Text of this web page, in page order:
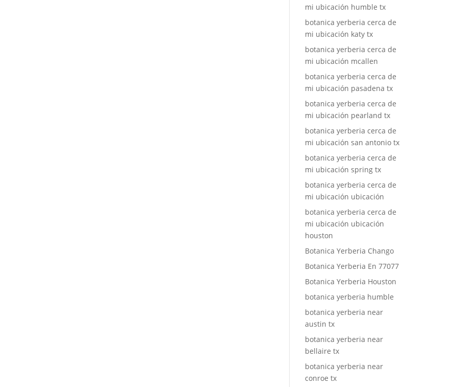
mi ubicación humble tx
botanica yerberia cerca de
mi ubicación katy tx
botanica yerberia cerca de
mi ubicación mcallen
botanica yerberia cerca de
mi ubicación pasadena tx
botanica yerberia cerca de
mi ubicación pearland tx
botanica yerberia cerca de
mi ubicación san antonio tx
botanica yerberia cerca de
mi ubicación spring tx
botanica yerberia cerca de
mi ubicación ubicación
botanica yerberia cerca de
mi ubicación ubicación
houston
Botanica Yerberia Chango
Botanica Yerberia En 77077
Botanica Yerberia Houston
botanica yerberia humble
botanica yerberia near
austin tx
botanica yerberia near
bellaire tx
botanica yerberia near
conroe tx